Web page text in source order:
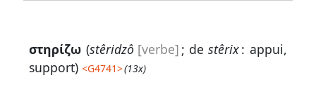
στηρίζω (stêridzô [verbe] ; destêrix: appui,
support)<G4741>(13x)